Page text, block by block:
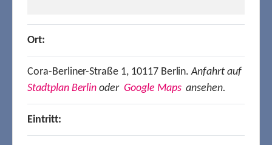
Ort:
Cora-Berliner-Straße 1, 10117 Berlin.Anfahrt auf
Stadtplan Berlin oder Google Mapsansehen.
Eintritt: